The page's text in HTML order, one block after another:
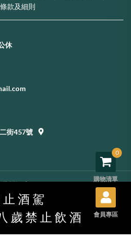
條款及細則
休
街457號
酒駕
歲禁止飲酒
樂酒窖. All rights reserved.
/ 隱私權政策
會員專區
0
購物清單